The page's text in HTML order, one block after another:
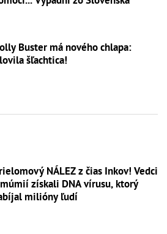
Buster má nového chlapa:
šľachtica!
NÁLEZ z čias Inkov! Vedci
získali DNA vírusu, ktorý
milióny ľudí